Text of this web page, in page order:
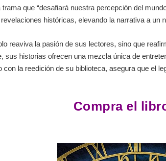
que “desafiará nuestra percepción del
históricas, elevando la narrativa a un
reaviva la pasión de sus lectores, sino que
sus historias ofrecen una mezcla única de
la reedición de su biblioteca, asegura que el
Compra el